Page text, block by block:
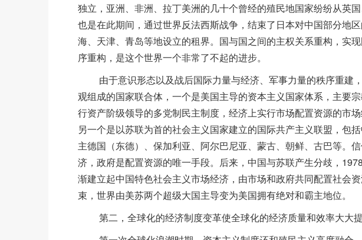
独立，亚洲、非洲、拉丁美洲的几十个曾经的殖民地国家纷纷从英
也是在此期间，通过世界反法西斯战争，结束了日本对中国部分地
海、天津、青岛等地设立的租界。国与国之间的主权关系重构，实
序重构，是这个世界一个非常了不起的进步。
由于意识形态以及战后国际力量与经济、军事力量的秩序重建
观组成的国家联合体，一个是美国主导的资本主义国家体系，主要
行资产阶级领导的多党制民主制度，经济上实行市场配置资源的市
另一个是以苏联为首的社会主义国家建立的国际共产主义联盟，包
主德国（东德）、保加利亚、阿尔巴尼亚、蒙古、朝鲜、古巴等。
济，政府是配置资源的唯一手段。后来，中国与苏联产生分歧，
渐建立起中国特色社会主义市场经济，由市场和政府共同配置社会
束，世界由美苏两个超级大国主导变为美国拥有绝对和霸主地位。
第二，全球化的经济制度变革使全球化的经济质量和效率大大提